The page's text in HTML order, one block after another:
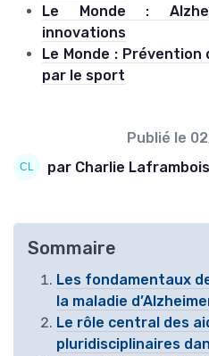
Le Monde :
innovations
Le Monde : Prévention
par le sport
Publié le
par Charlie
Sommaire
Les fondamentaux
la maladie
Le rôle central des
pluridisciplinaires